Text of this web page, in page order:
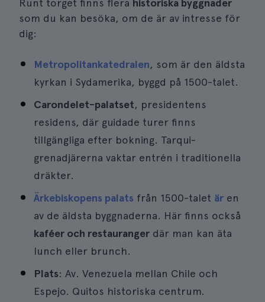
Runt torget finns flera historiska byggnader
som du kan besöka, om de är av intresse för
dig:
Metropolitankatedralen, som är den äldsta
kyrkan i Sydamerika, byggd på 1500-talet.
Carondelet-palatset, presidentens
residens, där guidade turer finns
tillgängliga efter bokning. Tarqui-
grenadjärerna vaktar entrén i traditionella
dräkter.
Ärkebiskopens palats från 1500-talet är en
av de äldsta byggnaderna. Här finns också
kaféer och restauranger där man kan äta
lunch eller brunch.
Plats: Av. Venezuela mellan Chile och
Espejo. Quitos historiska centrum.